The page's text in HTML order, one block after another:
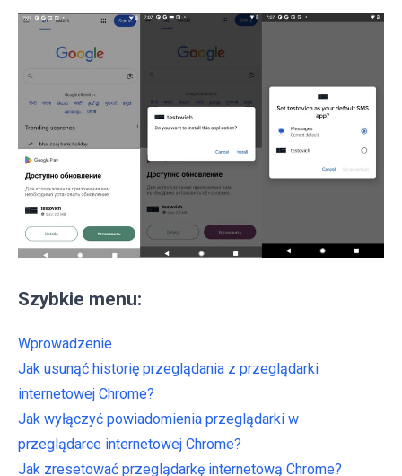
Szybkie menu:
Wprowadzenie
Jak usunąć historię przeglądania z przeglądarki
internetowej Chrome?
Jak wyłączyć powiadomienia przeglądarki w
przeglądarce internetowej Chrome?
Jak zresetować przeglądarkę internetową Chrome?